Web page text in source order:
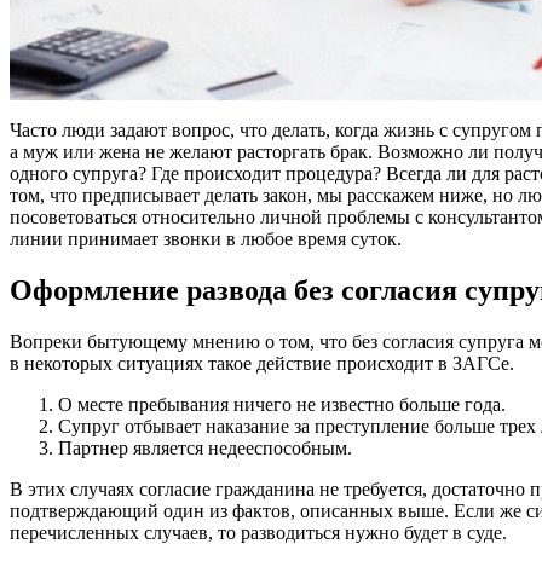
Часто люди задают вопрос, что делать, когда жизнь с
а муж или жена не желают расторгать брак. Возможно ли
одного супруга? Где происходит процедура? Всегда ли для
том, что предписывает делать закон, мы расскажем ниже, но
посоветоваться относительно личной проблемы с
линии принимает звонки в любое время суток.
Оформление развода без согласия
Вопреки бытующему мнению о том, что без согласия супруга
в некоторых ситуациях такое действие происходит в ЗАГСе.
О месте пребывания ничего не известно больше года.
Супруг отбывает наказание за преступление больше трех
Партнер является недееспособным.
В этих случаях согласие гражданина не требуется,
подтверждающий один из фактов, описанных выше. Если же
перечисленных случаев, то разводиться нужно будет в суде.